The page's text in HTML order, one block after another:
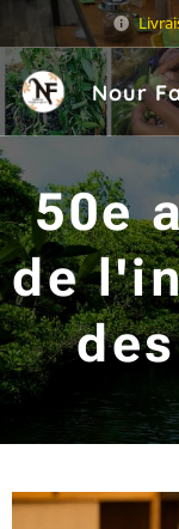
Nour
Sarl
50e
de